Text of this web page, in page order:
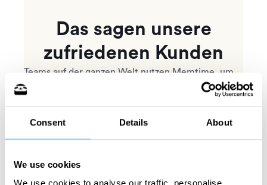
Consent Details About
We use cookies
Das sagen unsere
zufriedenen Kunden
Teams auf der ganzen Welt nutzen Memtime, um
ihre Zeiterfassung zu automatisieren
Hat uns Tausende von Dollars